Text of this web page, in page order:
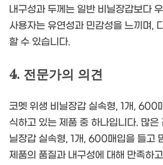
내구성과 두께는 일반 비닐장갑보다
사용자는 유연성과 민감성을 느끼며,
할 수 있습니다.
4. 전문가의 의견
코멧 위생 비닐장갑 실속형, 1개, 600
식하고 있는 제품 중 하나입니다. 많은
닐장갑 실속형, 1개, 600매입을 들고
제품의 품질과 내구성에 대해 만족하